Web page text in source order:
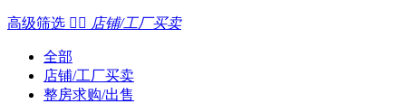
高级筛选   店铺/工厂买卖
全部
店铺/工厂买卖
整房求购/出售